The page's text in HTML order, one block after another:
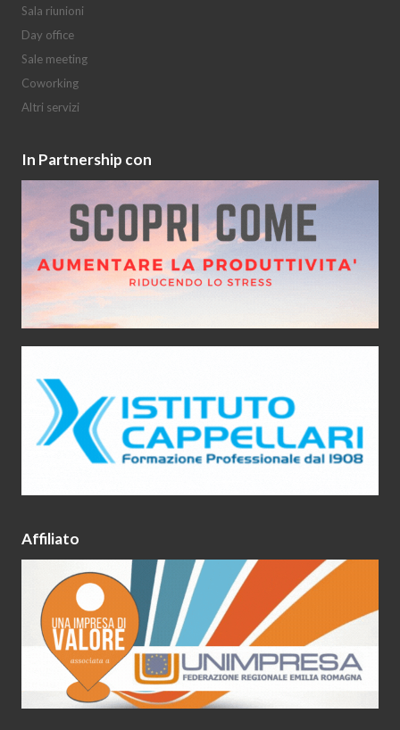
Sala riunioni
Day office
Sale meeting
Coworking
Altri servizi
In Partnership con
Affiliato